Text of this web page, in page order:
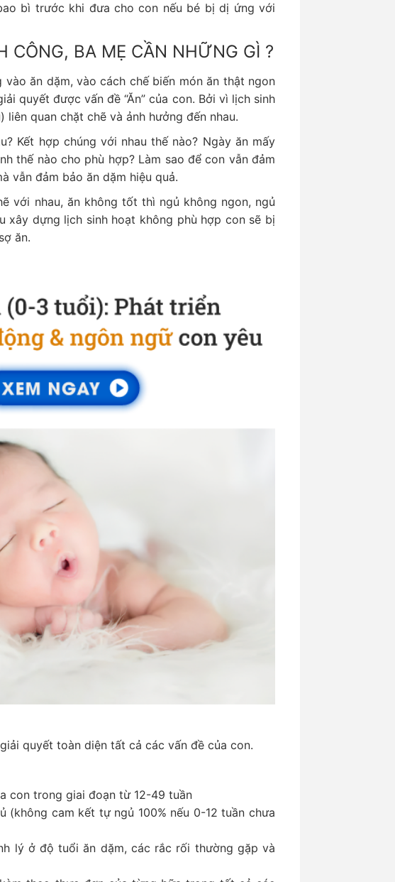
bì trước khi đưa cho con nếu bé bị dị ứng với
CÔNG, BA MẸ CẦN NHỮNG GÌ ?
ăn dặm, vào cách chế biến món ăn thật ngon
quyết được vấn đề “Ăn” của con. Bởi vì lịch sinh
liên quan chặt chẽ và ảnh hưởng đến nhau.
Kết hợp chúng với nhau thế nào? Ngày ăn mấy
thế nào cho phù hợp? Làm sao để con vẫn đảm
vẫn đảm bảo ăn dặm hiệu quả.
với nhau, ăn không tốt thì ngủ không ngon, ngủ
xây dựng lịch sinh hoạt không phù hợp con sẽ bị
ăn.
quyết toàn diện tất cả các vấn đề của con.
con trong giai đoạn từ 12-49 tuần
(không cam kết tự ngủ 100% nếu 0-12 tuần chưa
lý ở độ tuổi ăn dặm, các rắc rối thường gặp và